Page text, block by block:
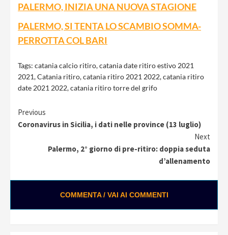
PALERMO, INIZIA UNA NUOVA STAGIONE
PALERMO, SI TENTA LO SCAMBIO SOMMA-
PERROTTA COL BARI
Tags: catania calcio ritiro,catania date ritiro estivo 2021
2021,Catania ritiro,catania ritiro 2021 2022,catania ritiro
date 2021 2022,catania ritiro torre del grifo
Continue
Previous
Coronavirus in Sicilia, i dati nelle province (13 luglio)
Next
Palermo, 2° giorno di pre-ritiro: doppia seduta
d’allenamento
COMMENTA / VAI AI COMMENTI